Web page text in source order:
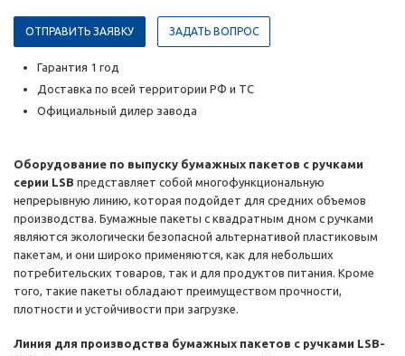
ОТПРАВИТЬ ЗАЯВКУ ЗАДАТЬ ВОПРОС
Гарантия 1 год
Доставка по всей территории РФ и ТС
Официальный дилер завода
Оборудование по выпуску бумажных пакетов с ручками
серии LSB представляет собой многофункциональную
непрерывную линию, которая подойдет для средних объемов
производства. Бумажные пакеты с квадратным дном с ручками
являются экологически безопасной альтернативой пластиковым
пакетам, и они широко применяются, как для небольших
потребительских товаров, так и для продуктов питания. Кроме
того, такие пакеты обладают преимуществом прочности,
плотности и устойчивости при загрузке.
Линия для производства бумажных пакетов с ручками LSB-